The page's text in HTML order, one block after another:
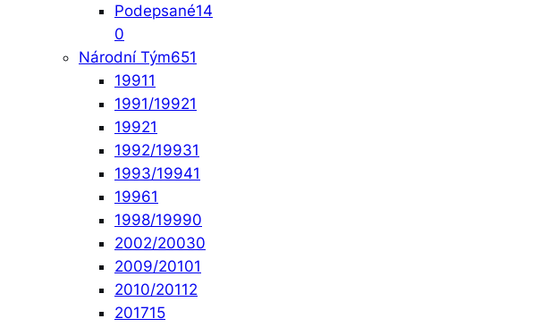
Podepsané14
0
Národní Tým651
19911
1991/19921
19921
1992/19931
1993/19941
19961
1998/19990
2002/20030
2009/20101
2010/20112
201715